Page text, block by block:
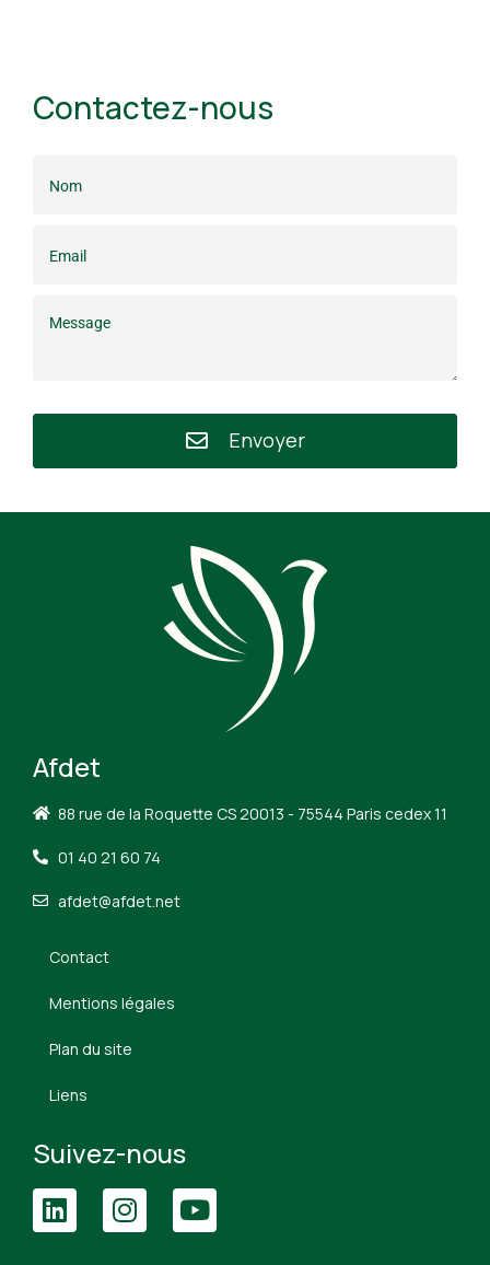
Contactez-nous
Envoyer
Afdet
88 rue de la Roquette CS 20013 - 75544 Paris cedex 11
01 40 21 60 74
afdet@afdet.net
Contact
Mentions légales
Plan du site
Liens
Suivez-nous